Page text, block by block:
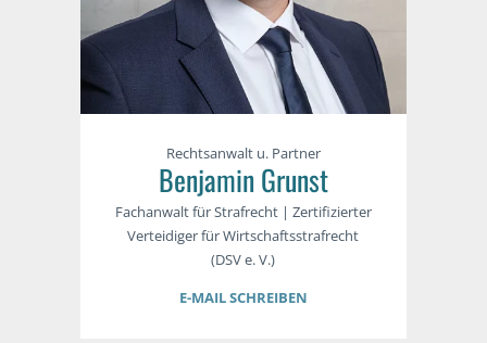
Rechtsanwalt u. Partner
Benjamin Grunst
Fachanwalt für Strafrecht | Zertifizierter
Verteidiger für Wirtschaftsstrafrecht
(DSV e. V.)
E-MAIL SCHREIBEN